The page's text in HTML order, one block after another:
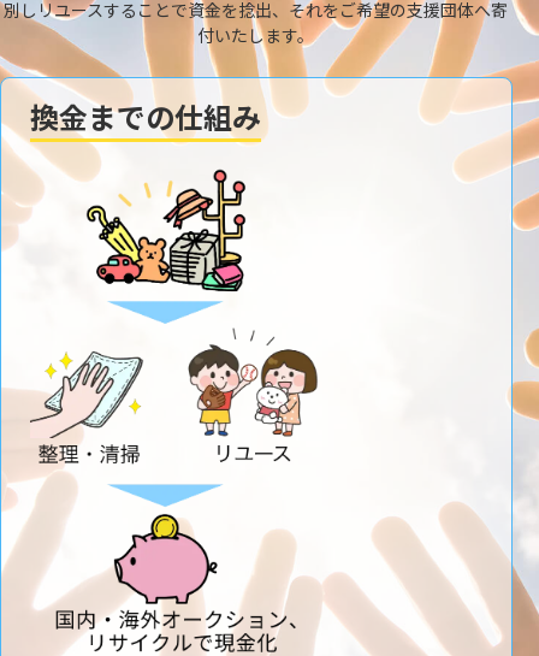
別しリユースすることで資金を捻出、それをご希望の支援団体へ寄
付いたします。
換金までの仕組み